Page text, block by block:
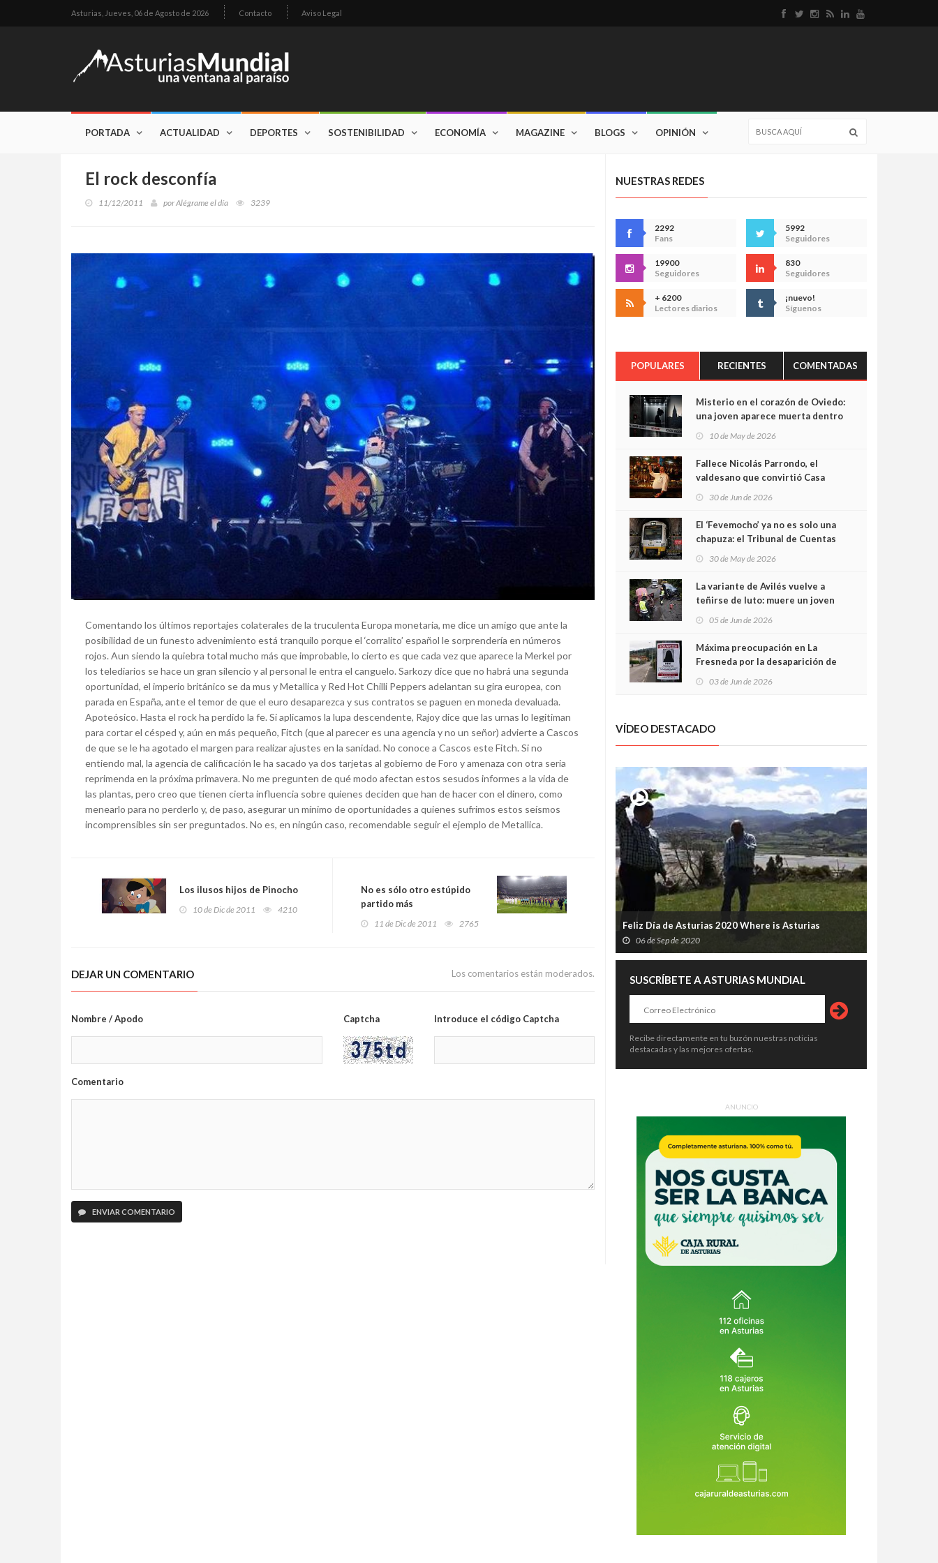
Asturias, Jueves, 06 de Agosto de 2026 Contacto Aviso Legal
PORTADA ACTUALIDAD DEPORTES SOSTENIBILIDAD ECONOMÍA MAGAZINE BLOGS OPINIÓN
El rock desconfía
11/12/2011 porAlégrame el día 3239
Comentando los últimos reportajes colaterales de la truculenta Europa monetaria, me dice un amigo que ante la
posibilidad de un funesto advenimiento está tranquilo porque el ‘corralito’ español le sorprendería en números
rojos. Aun siendo la quiebra total mucho más que improbable, lo cierto es que cada vez que aparece la Merkel por
los telediarios se hace un gran silencio y al personal le entra el canguelo. Sarkozy dice que no habrá una segunda
oportunidad, el imperio británico se da mus y Metallica y Red Hot Chilli Peppers adelantan su gira europea, con
parada en España, ante el temor de que el euro desaparezca y sus contratos se paguen en moneda devaluada.
Apoteósico. Hasta el rock ha perdido la fe. Si aplicamos la lupa descendente, Rajoy dice que las urnas lo legitiman
para cortar el césped y, aún en más pequeño, Fitch (que al parecer es una agencia y no un señor) advierte a Cascos
de que se le ha agotado el margen para realizar ajustes en la sanidad. No conoce a Cascos este Fitch. Si no
entiendo mal, la agencia de calificación le ha sacado ya dos tarjetas al gobierno de Foro y amenaza con otra seria
reprimenda en la próxima primavera. No me pregunten de qué modo afectan estos sesudos informes a la vida de
las plantas, pero creo que tienen cierta influencia sobre quienes deciden que han de hacer con el dinero, como
menearlo para no perderlo y, de paso, asegurar un mínimo de oportunidades a quienes sufrimos estos seísmos
incomprensibles sin ser preguntados. No es, en ningún caso, recomendable seguir el ejemplo de Metallica.
Los ilusos hijos de Pinocho
10 de Dic de 2011 4210
No es sólo otro estúpido
partido más
11 de Dic de 2011 2765
DEJAR UN COMENTARIO Los comentarios están moderados.
Nombre / Apodo Captcha Introduce el código Captcha
Comentario
ENVIAR COMENTARIO
NUESTRAS REDES
2292
Fans
5992
Seguidores
19900
Seguidores
830
Seguidores
+ 6200
Lectores diarios
¡nuevo!
Síguenos
POPULARES RECIENTES COMENTADAS
Misterio en el corazón de Oviedo:
una joven aparece muerta dentro
cámaras captan sus últimos
minutos
10 de May de 2026
Fallece Nicolás Parrondo, el
valdesano que convirtió Casa
30 de Jun de 2026
El ‘Fevemocho’ ya no es solo una
chapuza: el Tribunal de Cuentas
sobrecoste de los trenes que no
cabían por los túneles
30 de May de 2026
La variante de Avilés vuelve a
teñirse de luto: muere un joven
05 de Jun de 2026
Máxima preocupación en La
Fresneda por la desaparición de
03 de Jun de 2026
VÍDEO DESTACADO
Feliz Día de Asturias 2020 Where is Asturias
06 de Sep de 2020
SUSCRÍBETE A ASTURIAS MUNDIAL
Recibe directamente en tu buzón nuestras noticias
destacadas y las mejores ofertas.
ANUNCIO